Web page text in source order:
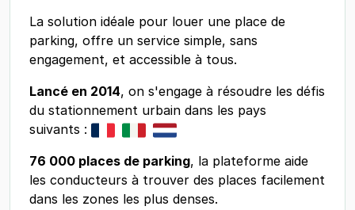
La solution idéale pour louer une place de
parking, offre un service simple, sans
engagement, et accessible à tous.
Lancé en 2014, on s'engage à résoudre les défis
du stationnement urbain dans les pays
suivants :
76 000 places de parking, la plateforme aide
les conducteurs à trouver des places facilement
dans les zones les plus denses.